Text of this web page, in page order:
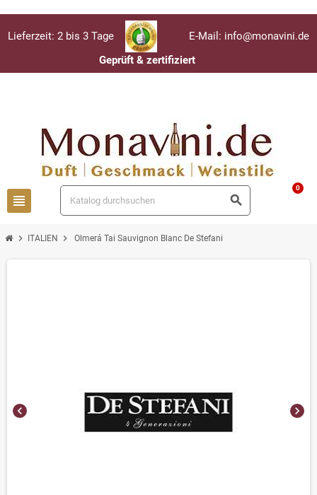
Lieferzeit: 2 bis 3 Tage
E-Mail: info@monavini.de
Geprüft & zertifiziert
view_headline search
personAnmelden 0
chevron_right ITALIEN chevron_right Olmerá Tai Sauvignon Blanc De Stefani
chevron_left chevron_right